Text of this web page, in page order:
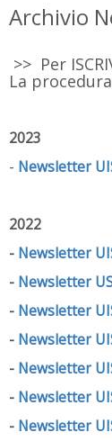
Archivio
>> Per
La
2023
- Newsletter
2022
- Newsletter
- Newsletter
- Newsletter
- Newsletter
- Newsletter
- Newsletter
- Newsletter